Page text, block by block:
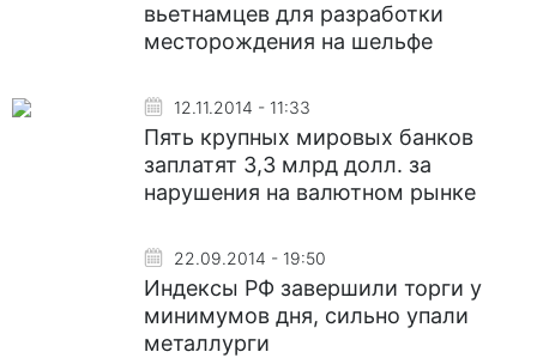
вьетнамцев для разработки
месторождения на шельфе
12.11.2014 - 11:33
Пять крупных мировых банков
заплатят 3,3 млрд долл. за
нарушения на валютном рынке
22.09.2014 - 19:50
Индексы РФ завершили торги у
минимумов дня, сильно упали
металлурги